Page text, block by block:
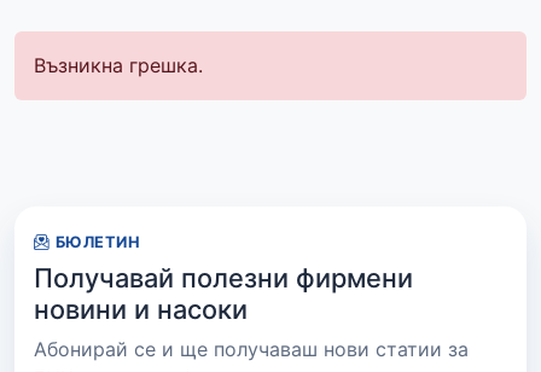
Възникна грешка.
БЮЛЕТИН
Получавай полезни фирмени
новини и насоки
Абонирай се и ще получаваш нови статии за